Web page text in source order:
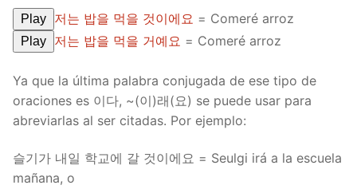
Play 저는 밥을 먹을 것이에요 = Comeré arroz
Play 저는 밥을 먹을 거예요 = Comeré arroz
Ya que la última palabra conjugada de ese tipo de
oraciones es 이다, ~(이)래(요) se puede usar para
abreviarlas al ser citadas. Por ejemplo:
슬기가 내일 학교에 갈 것이에요 = Seulgi irá a la escuela
mañana, o